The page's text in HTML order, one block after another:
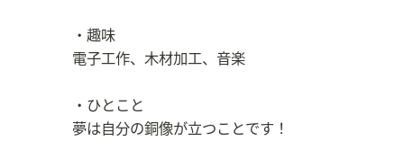
・趣味
電子工作、木材加工、音楽
・ひとこと
夢は自分の銅像が立つことです！